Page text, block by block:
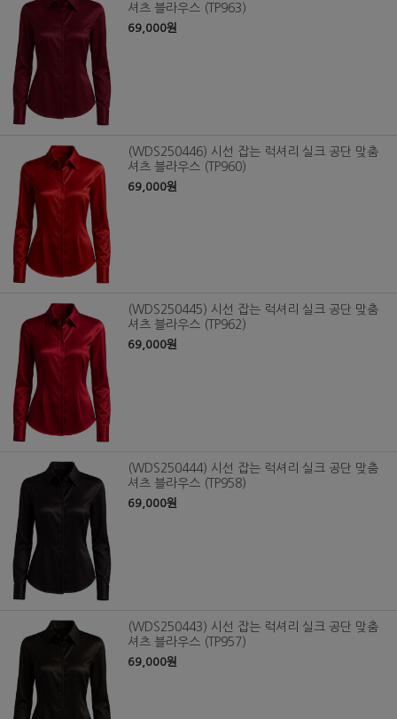
셔츠 블라우스 (TP963)
69,000원
(WDS250446) 시선 잡는 럭셔리 실크 공단 맞춤
셔츠 블라우스 (TP960)
69,000원
(WDS250445) 시선 잡는 럭셔리 실크 공단 맞춤
셔츠 블라우스 (TP962)
69,000원
(WDS250444) 시선 잡는 럭셔리 실크 공단 맞춤
셔츠 블라우스 (TP958)
69,000원
(WDS250443) 시선 잡는 럭셔리 실크 공단 맞춤
셔츠 블라우스 (TP957)
69,000원